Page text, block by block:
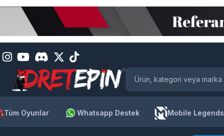
Tüm Oyunlar Whatsapp Destek Mobile Legends